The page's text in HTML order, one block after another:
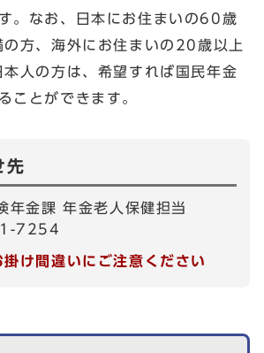
。なお、日本にお住まいの60歳
方、海外にお住まいの20歳以上
人の方は、希望すれば国民年金
ことができます。
先
年金課 年金老人保健担当
7254
け間違いにご注意ください